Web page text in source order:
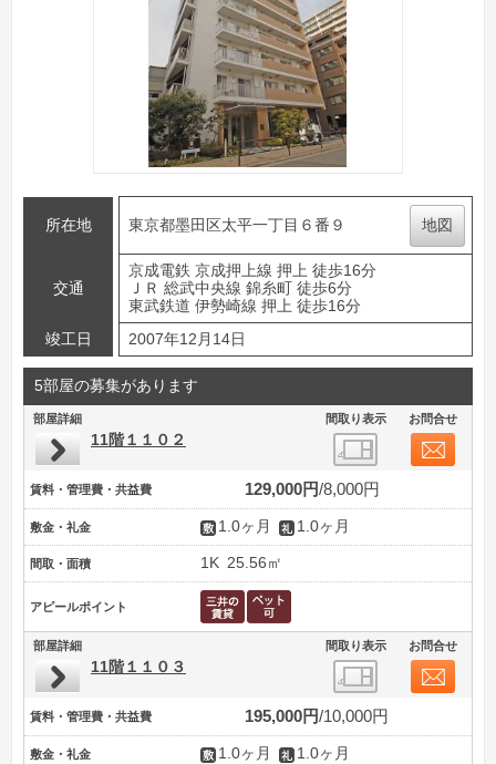
所在地 東京都墨田区太平一丁目６番９ 地図
交通
京成電鉄 京成押上線 押上 徒歩16分
ＪＲ 総武中央線 錦糸町 徒歩6分
東武鉄道 伊勢崎線 押上 徒歩16分
竣工日
2007年12月14日
5部屋の募集があります
部屋詳細 間取り表示 お問合せ
11階１１０２
賃料・管理費・共益費 129,000円 8,000円
敷金・礼金 1.0ヶ月 1.0ヶ月
間取・面積 1K 25.56㎡
アピールポイント
部屋詳細 間取り表示 お問合せ
11階１１０３
賃料・管理費・共益費 195,000円 10,000円
敷金・礼金 1.0ヶ月 1.0ヶ月